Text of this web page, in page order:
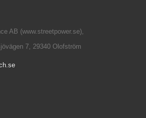
AB (www.streetpower.se),
7, 29340 Olofström